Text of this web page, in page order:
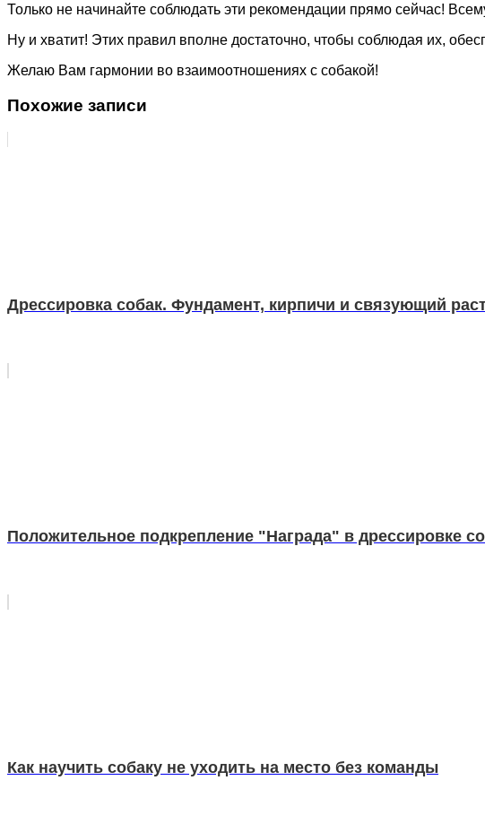
Только не начинайте соблюдать эти рекомендации прямо сейчас!
Ну и хватит! Этих правил вполне достаточно, чтобы соблюдая их,
Желаю Вам гармонии во взаимоотношениях с собакой!
Похожие записи
Дрессировка собак. Фундамент, кирпичи и связующий
Положительное подкрепление "Награда" в дрессировке
Как научить собаку не уходить на место без команды